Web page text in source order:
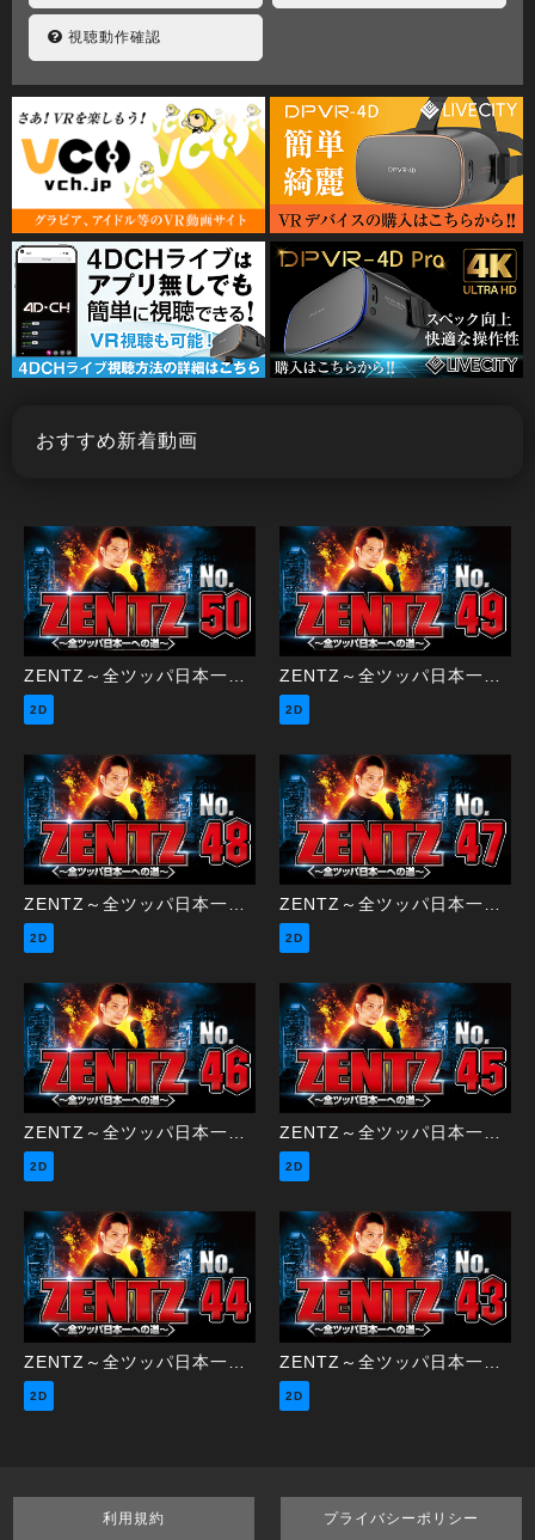
視聴動作確認
おすすめ新着動画
2D 2D
ZENTZ～全ツッパ日本一への道～ 第48話（2/2）
2D
ZENTZ～全ツッパ日本一への道～ 第47話（1/2）
2D
ZENTZ～全ツッパ日本一への道～ 第46話（2/2）
2D
ZENTZ～全ツッパ日本一への道～ 第45話（1/2）
2D
2D 2D
利用規約 プライバシーポリシー